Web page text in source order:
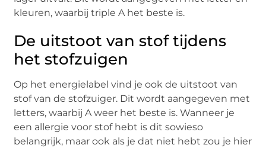
kleuren, waarbij triple A het beste is.
De uitstoot van stof tijdens
het stofzuigen
Op het energielabel vind je ook de uitstoot van
stof van de stofzuiger. Dit wordt aangegeven met
letters, waarbij A weer het beste is. Wanneer je
een allergie voor stof hebt is dit sowieso
belangrijk, maar ook als je dat niet hebt zou je hier